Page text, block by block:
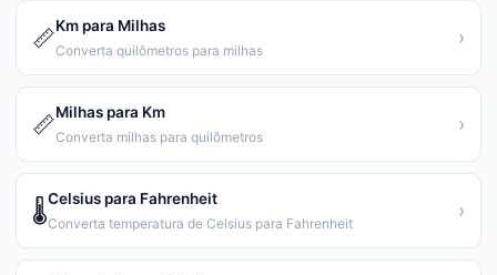
📏Km para Milhas
Converta quilômetros para milhas
›
📏Milhas para Km
Converta milhas para quilômetros
›
🌡️Celsius para Fahrenheit
Converta temperatura de Celsius para Fahrenheit
›